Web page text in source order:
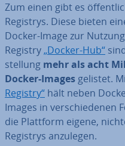
Zum einen gibt es
Registrys. Diese bieten
Docker-Image zur
Registry„Docker-Hub“
stel­lung mehr als acht
Docker-Images gelistet.
Registry“ hält neben
Images in ver­schie­de­nen
die Plattform eigene,
Registrys anzulegen.